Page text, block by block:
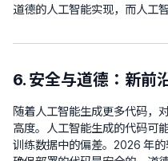
道德的人工智能实现，而人工
6. 安全与道德：新前
随着人工智能生成更多代码，
高度。人工智能生成的代码可
训练数据中的偏差。2026 年的